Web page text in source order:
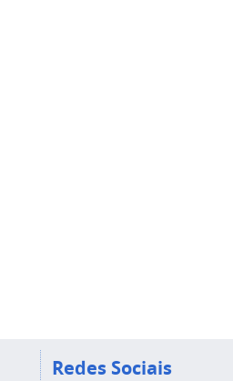
Redes Sociais